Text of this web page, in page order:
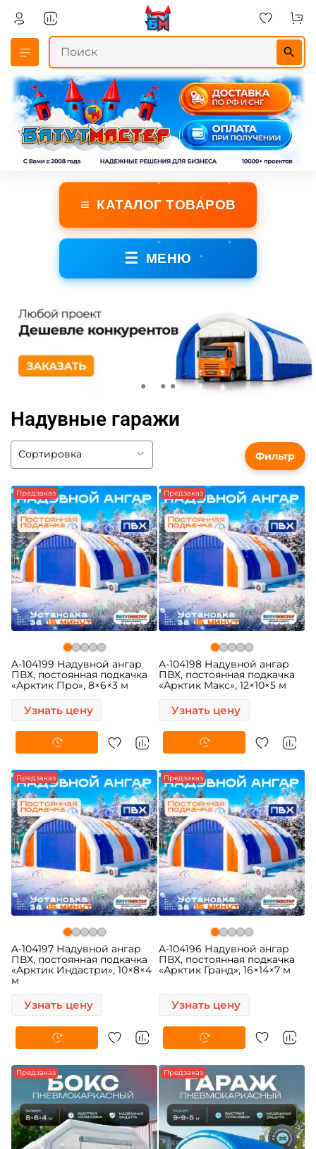
≡ КАТАЛОГ ТОВАРОВ
☰ МЕНЮ
Надувные гаражи
Предзаказ
A-104199 Надувной ангар
ПВХ, постоянная подкачка
«Арктик Про», 8×6×3 м
Узнать цену
Предзаказ
A-104198 Надувной ангар
ПВХ, постоянная подкачка
«Арктик Макс», 12×10×5 м
Узнать цену
Предзаказ
A-104197 Надувной ангар
ПВХ, постоянная подкачка
«Арктик Индастри», 10×8×4
м
Узнать цену
Предзаказ
A-104196 Надувной ангар
ПВХ, постоянная подкачка
«Арктик Гранд», 16×14×7 м
Узнать цену
Предзаказ Предзаказ
Фильтр